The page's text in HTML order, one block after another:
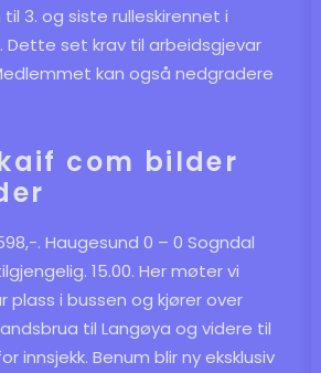
3. og siste rulleskirennet i
Dette set krav til arbeidsgjevar
kan også nedgradere
com bilder
. Haugesund 0 – 0 Sogndal
15.00. Her møter vi
plass i bussen og kjører over
til Langøya og videre til
innsjekk. Benum blir ny eksklusiv